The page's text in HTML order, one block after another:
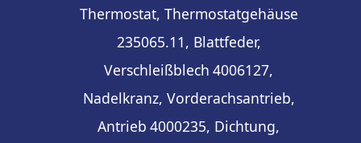
Thermostat, Thermostatgehäuse
235065.11, Blattfeder,
Verschleißblech 4006127,
Nadelkranz, Vorderachsantrieb,
Antrieb 4000235, Dichtung,